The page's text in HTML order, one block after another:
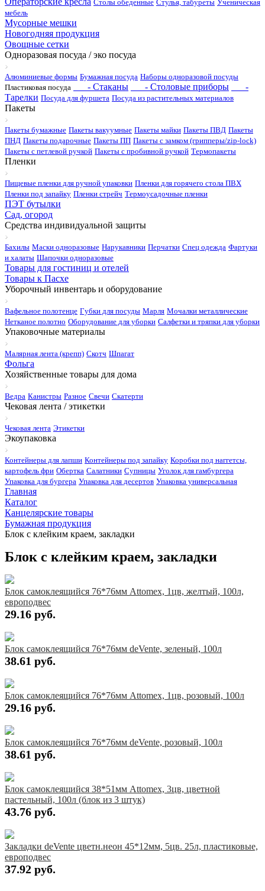
Столы обеденные Стулья, табуреты Ученическая
мебель
Мусорные мешки
Новогодняя продукция
Овощные сетки
Одноразовая посуда / эко посуда
Алюминиевые формы Бумажная посуда Наборы одноразовой посуды
Пластиковая посуда
- Стаканы - Столовые приборы
-
Тарелки Посуда для фуршета Посуда из растительных материалов
Пакеты
Пакеты бумажные Пакеты вакуумные Пакеты майки Пакеты ПВД Пакеты
ПНД Пакеты подарочные Пакеты ПП Пакеты с замком (грипперы/zip-lock)
Пакеты с петлевой ручкой Пакеты с пробивной ручкой Термопакеты
Пленки
Пищевые пленки для ручной упаковки Пленки для горячего стола ПВХ
Пленки под запайку Пленки стрейч Термоусадочные пленки
ПЭТ бутылки
Сад, огород
Средства индивидуальной защиты
Бахилы Маски одноразовые Нарукавники Перчатки Спец одежда Фартуки
и халаты Шапочки одноразовые
Товары для гостиниц и отелей
Товары к Пасхе
Уборочный инвентарь и оборудование
Вафельное полотенце Губки для посуды Марля Мочалки металлические
Нетканое полотно Оборудование для уборки Салфетки и тряпки для уборки
Упаковочные материалы
Малярная лента (крепп) Скотч Шпагат
Фольга
Хозяйственные товары для дома
Ведра Канистры Разное Свечи Скатерти
Чековая лента / этикетки
Чековая лента Этикетки
Экоупаковка
Контейнеры для лапши Контейнеры под запайку Коробки под наггетсы,
картофель фри Обертка Салатники Супницы Уголок для гамбургера
Упаковка для бургера Упаковка для десертов Упаковка универсальная
Главная
Каталог
Канцелярские товары
Бумажная продукция
Блок с клейким краем, закладки
Блок с клейким краем, закладки
Блок самоклеящийся 76*76мм Attomex, 1цв, желтый, 100л,
европодвес
29.16 руб.
Блок самоклеящийся 76*76мм deVente, зеленый, 100л
38.61 руб.
Блок самоклеящийся 76*76мм Attomex, 1цв, розовый, 100л
29.16 руб.
Блок самоклеящийся 76*76мм deVente, розовый, 100л
38.61 руб.
Блок самоклеящийся 38*51мм Attomex, 3цв, цветной
пастельный, 100л (блок из 3 штук)
43.76 руб.
Закладки deVente цветн.неон 45*12мм, 5цв. 25л, пластиковые,
европодвес
37.92 руб.